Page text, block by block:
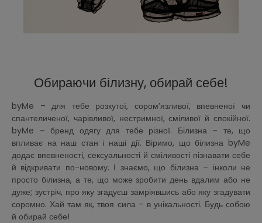
Обираючи білизну, обирай себе!
byMe – для тебе розкутої, сором’язливої, впевненої чи
спантеличеної, чарівливої, нестримної, сміливої й спокійної.
byMe – бренд одягу для тебе різної. Білизна – те, що
впливає на наш стан і наші дії. Віримо, що білизна byMe
додає впевненості, сексуальності й сміливості пізнавати себе
й відкривати по-новому. І знаємо, що білизна – інколи не
просто білизна, а те, що може зробити день вдалим або не
дуже; зустріч, про яку згадуєш замріявшись або яку згадувати
соромно. Хай там як, твоя сила – в унікальності. Будь собою
й обирай себе!